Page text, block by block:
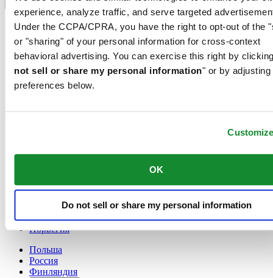
experience, analyze traffic, and serve targeted
Under the CCPA/CPRA, you have the right to opt-out of the
or "sharing" of your personal information for cross-context
behavioral advertising. You can exercise this right by
not sell or share my personal information" or by adjusting
preferences below.
OK
Do not sell or share my personal information
Переключатель языка
France
Австрия
Бельгия
Dutch
Français
Великобритания
Люксембург
Français
Нидерланды
Норвегия
Польша
Россия
Финляндия